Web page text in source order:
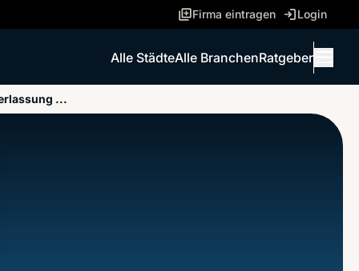
Firma eintragen Login
Alle StädteAlle BranchenRatgeber
...